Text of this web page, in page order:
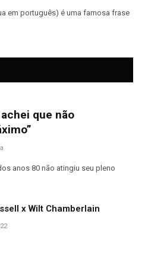
em português) é uma famosa frase
que não
anos 80 não atingiu seu pleno
x Wilt Chamberlain